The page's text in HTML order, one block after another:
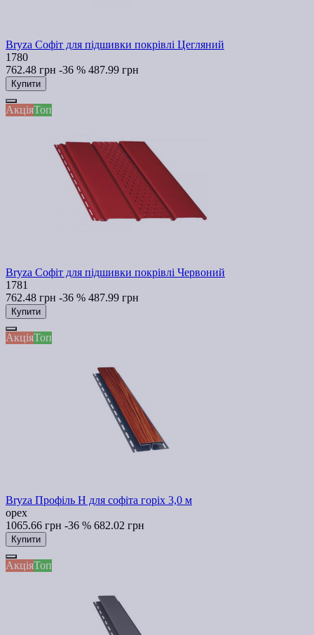
Bryza Софіт для підшивки покрівлі Цегляний
1780
762.48 грн -36 % 487.99 грн
Купити
АкціяТоп
Bryza Софіт для підшивки покрівлі Червоний
1781
762.48 грн -36 % 487.99 грн
Купити
АкціяТоп
Bryza Профіль H для софіта горіх 3,0 м
орех
1065.66 грн -36 % 682.02 грн
Купити
АкціяТоп